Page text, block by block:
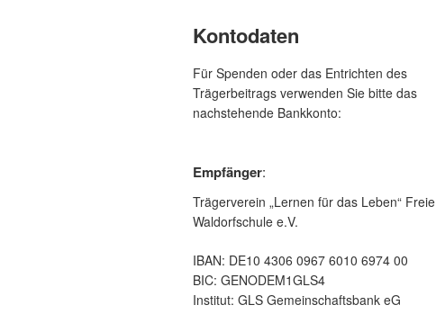
Kontodaten
Für Spenden oder das Entrichten des
Trägerbeitrags verwenden Sie bitte das
nachstehende Bankkonto:
Empfänger:
Trägerverein „Lernen für das Leben“ Freie
Waldorfschule e.V.
IBAN: DE10 4306 0967 6010 6974 00
BIC: GENODEM1GLS4
Institut: GLS Gemeinschaftsbank eG